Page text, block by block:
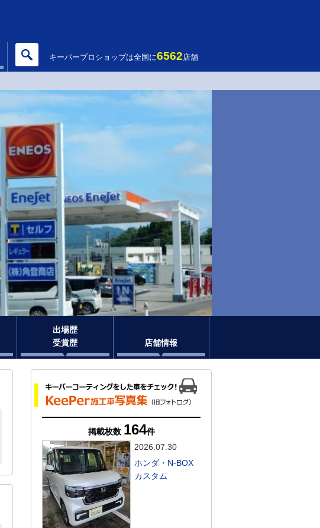
キーパープロショップは全国に6562店舗
出場歴
受賞歴
店舗情報
掲載枚数 164件
2026.07.30
ホンダ・N-BOX
カスタム